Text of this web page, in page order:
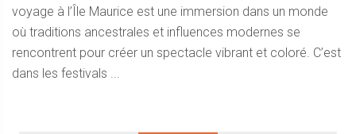
voyage à l’Île Maurice est une immersion dans un monde
où traditions ancestrales et influences modernes se
rencontrent pour créer un spectacle vibrant et coloré. C’est
dans les festivals ...